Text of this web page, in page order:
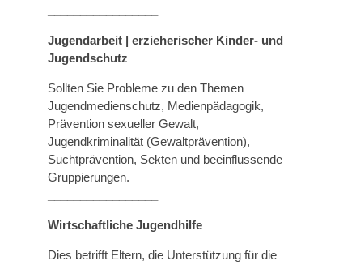
Jugendarbeit | erzieherischer Kinder- und
Jugendschutz
Sollten Sie Probleme zu den Themen
Jugendmedienschutz, Medienpädagogik,
Prävention sexueller Gewalt,
Jugendkriminalität (Gewaltprävention),
Suchtprävention, Sekten und beeinflussende
Gruppierungen.
Wirtschaftliche Jugendhilfe
Dies betrifft Eltern, die Unterstützung für die